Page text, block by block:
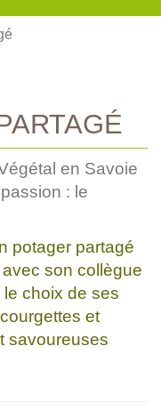
en Savoie
: le
potager partagé
son collègue
choix de ses
et
savoureuses